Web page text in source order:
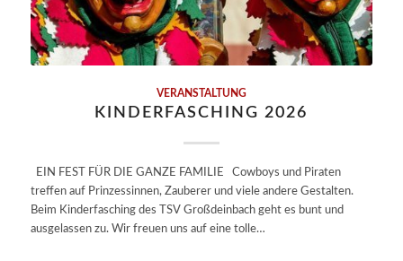
VERANSTALTUNG
KINDERFASCHING 2026
EIN FEST FÜR DIE GANZE FAMILIE Cowboys und Piraten
treffen auf Prinzessinnen, Zauberer und viele andere Gestalten.
Beim Kinderfasching des TSV Großdeinbach geht es bunt und
ausgelassen zu. Wir freuen uns auf eine tolle…